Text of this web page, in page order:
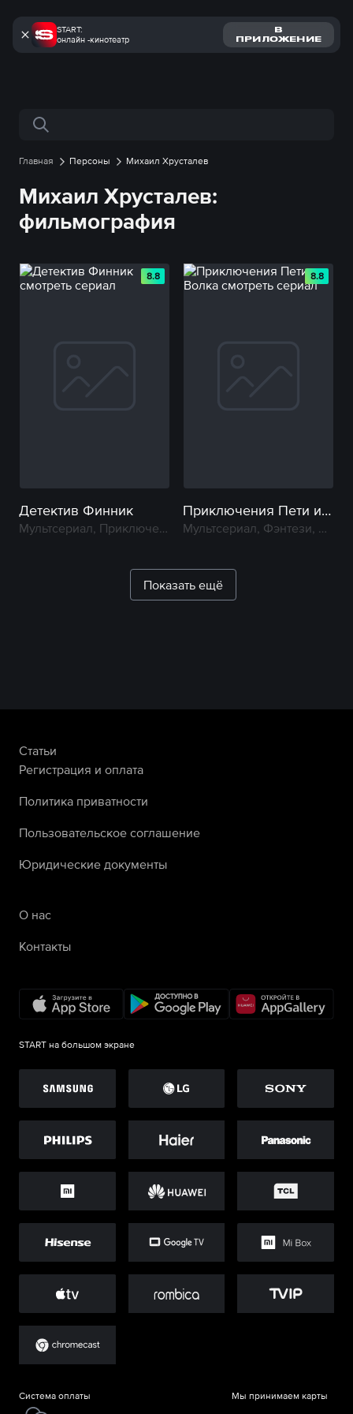
START:
онлайн -кинотеатр
В
ПРИЛОЖЕНИЕ
Поиск по сайту
Главная Персоны Михаил Хрусталев
Михаил Хрусталев:
фильмография
8.8
Детектив Финник
Мультсериал, Приключение
8.8
Приключения Пети и Волка
Мультсериал, Фэнтези, Приключение, Молодежный
Показать ещё
Статьи
Регистрация и оплата
Политика приватности
Пользовательское соглашение
Юридические документы
О нас
Контакты
START на большом экране
Система оплаты Мы принимаем карты